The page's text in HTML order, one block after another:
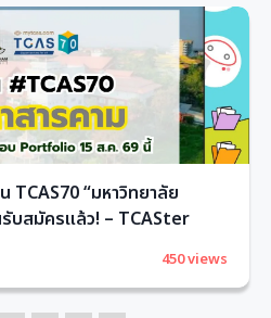
TCAS70 “มหาวิทยาลัย
รับสมัครแล้ว! – TCASter
450 views